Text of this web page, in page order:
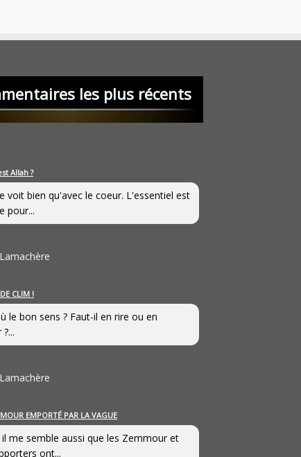
les plus récents
Allah ?
voit bien qu'avec le coeur. L'essentiel est
pour...
CLIM !
le bon sens ? Faut-il en rire ou en
EMPORTÉ PAR LA VAGUE
il me semble aussi que les Zemmour et
ont...